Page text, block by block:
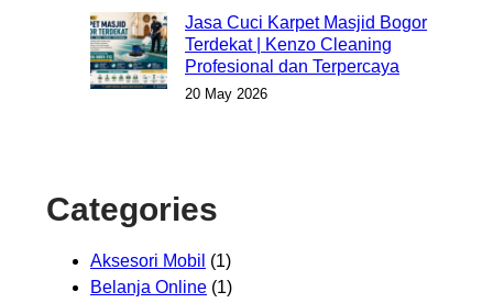
Jasa Cuci Karpet Masjid Bogor
Terdekat | Kenzo Cleaning
Profesional dan Terpercaya
20 May 2026
Categories
Aksesori Mobil (1)
Belanja Online (1)